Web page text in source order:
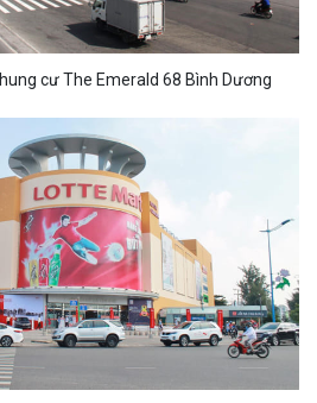
cư The Emerald 68 Bình Dương